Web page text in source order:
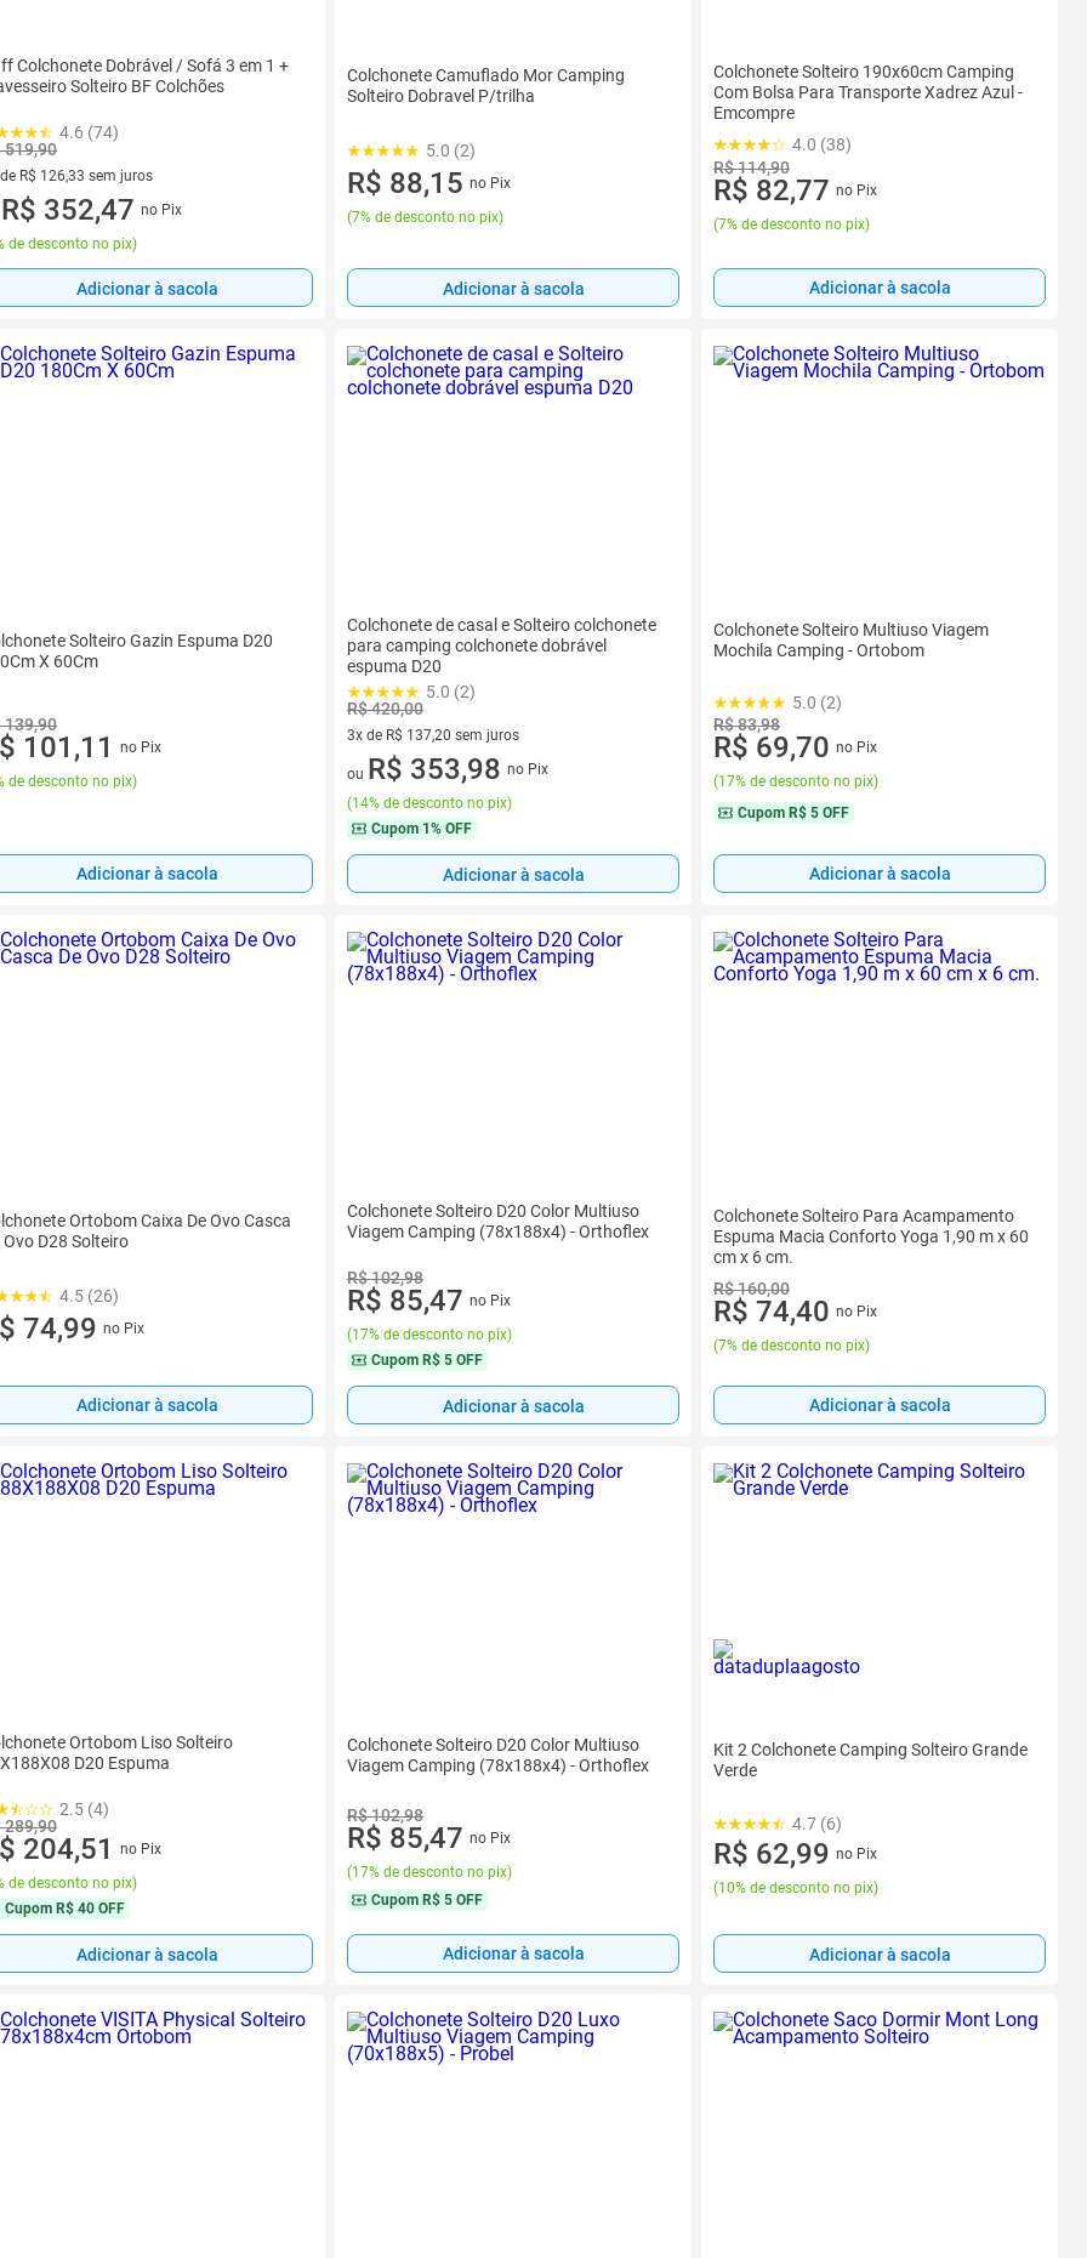
Colchonete Dobrável / Sofá 3 em 1 +
Solteiro BF Colchões
4.6 (74)
519,90
R$ 126,33 sem juros
de R$ 126,33 sem juros
R$ 352,47 no Pix
de desconto no pix)
Adicionar à sacola
Colchonete Camuflado Mor Camping
Solteiro Dobravel P/trilha
5.0 (2)
R$ 88,15 no Pix
(7% de desconto no pix)
Adicionar à sacola
Colchonete Solteiro 190x60cm Camping
Com Bolsa Para Transporte Xadrez Azul -
Emcompre
4.0 (38)
R$ 114,90
R$ 82,77 no Pix
(7% de desconto no pix)
Adicionar à sacola
Solteiro Gazin Espuma D20
X 60Cm
139,90
101,11
no Pix
de desconto no pix)
Adicionar à sacola
Colchonete de casal e Solteiro colchonete
para camping colchonete dobrável
espuma D20
5.0 (2)
R$ 420,00
3x de R$ 137,20 sem juros
3 vez de R$ 137,20 sem juros
ou R$ 353,98 no Pix
(14% de desconto no pix)
Cupom 1% OFF
Adicionar à sacola
Colchonete Solteiro Multiuso Viagem
Mochila Camping - Ortobom
5.0 (2)
R$ 83,98
R$ 69,70 no Pix
(17% de desconto no pix)
Cupom R$ 5 OFF
Adicionar à sacola
Ortobom Caixa De Ovo Casca
Ovo D28 Solteiro
4.5 (26)
74,99 no Pix
Adicionar à sacola
Colchonete Solteiro D20 Color Multiuso
Viagem Camping (78x188x4) - Orthoflex
R$ 102,98
R$ 85,47 no Pix
(17% de desconto no pix)
Cupom R$ 5 OFF
Adicionar à sacola
Colchonete Solteiro Para Acampamento
Espuma Macia Conforto Yoga 1,90 m x 60
cm x 6 cm.
R$ 160,00
R$ 74,40 no Pix
(7% de desconto no pix)
Adicionar à sacola
Ortobom Liso Solteiro
D20 Espuma
2.5 (4)
289,90
204,51
no Pix
de desconto no pix)
Cupom R$ 40 OFF
Adicionar à sacola
Colchonete Solteiro D20 Color Multiuso
Viagem Camping (78x188x4) - Orthoflex
R$ 102,98
R$ 85,47 no Pix
(17% de desconto no pix)
Cupom R$ 5 OFF
Adicionar à sacola
Kit 2 Colchonete Camping Solteiro Grande
Verde
4.7 (6)
R$ 62,99 no Pix
(10% de desconto no pix)
Adicionar à sacola